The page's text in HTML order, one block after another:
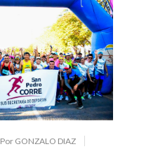
Por GONZALO DIAZ